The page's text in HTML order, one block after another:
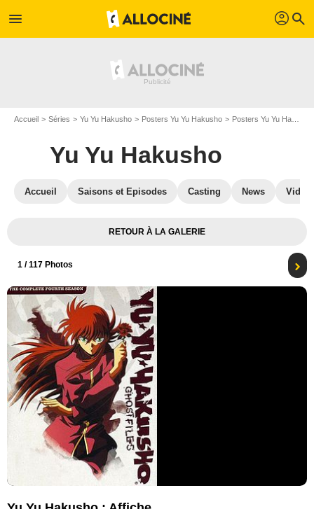
menu profil search
Accueil Séries Yu Yu Hakusho Posters Yu Yu Hakusho Posters Yu Yu Hakusho S04
Yu Yu Hakusho
Accueil Saisons et Episodes Casting News
RETOUR À LA GALERIE
1 / 117 Photos